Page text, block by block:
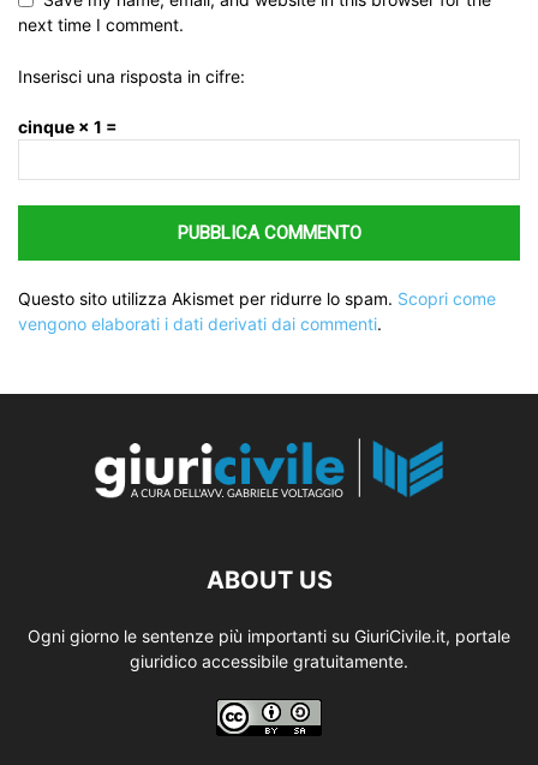
next time I comment.
Inserisci una risposta in cifre:
cinque × 1 =
Questo sito utilizza Akismet per ridurre lo spam. Scopri come
vengono elaborati i dati derivati dai commenti.
ABOUT US
Ogni giorno le sentenze più importanti su GiuriCivile.it, portale
giuridico accessibile gratuitamente.